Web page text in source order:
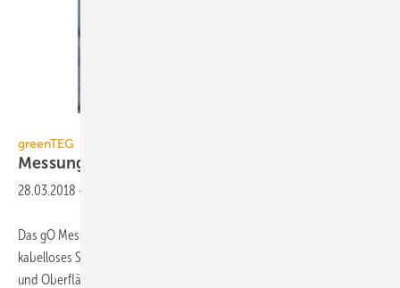
greenTEG
Messung der
28.03.2018 -
Das gO Mess-System (gOMS) von greenTEG ist ein cloud-basiertes,
kabelloses System für die Messung von U-Wert, R-Wert, Feuchtigkeit
und Oberflächentemperatur. Mit dem gOMS sind simultane